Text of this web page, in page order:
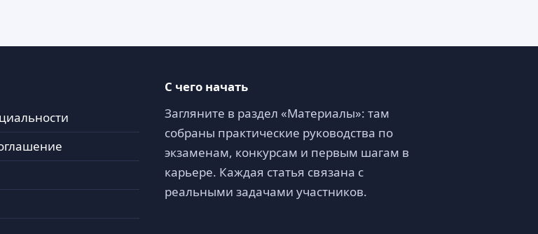
С чего начать
Загляните в раздел «Материалы»: там
собраны практические руководства по
экзаменам, конкурсам и первым шагам в
карьере. Каждая статья связана с
реальными задачами участников.